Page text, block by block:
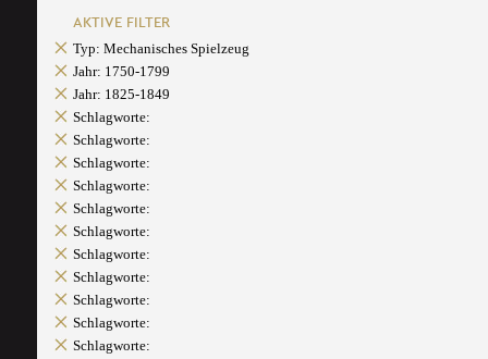
AKTIVE FILTER
Typ: Mechanisches Spielzeug
Jahr: 1750-1799
Jahr: 1825-1849
Schlagworte:
Schlagworte:
Schlagworte:
Schlagworte:
Schlagworte:
Schlagworte:
Schlagworte:
Schlagworte:
Schlagworte:
Schlagworte:
Schlagworte: